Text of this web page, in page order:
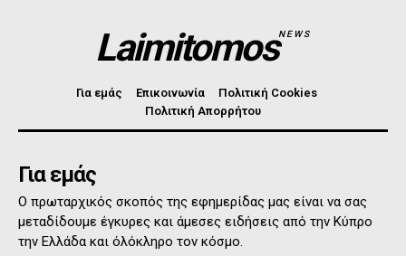
LaimitomosNEWS
Για εμάς Επικοινωνία
Πολιτική Cookies
Πολιτική Απορρήτου
Για εμάς
Ο πρωταρχικός σκοπός της εφημερίδας μας είναι να σας
μεταδίδουμε έγκυρες και άμεσες ειδήσεις από την Κύπρο
την Ελλάδα και όλόκληρο τον κόσμο.